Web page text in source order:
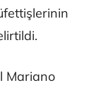
Mariano